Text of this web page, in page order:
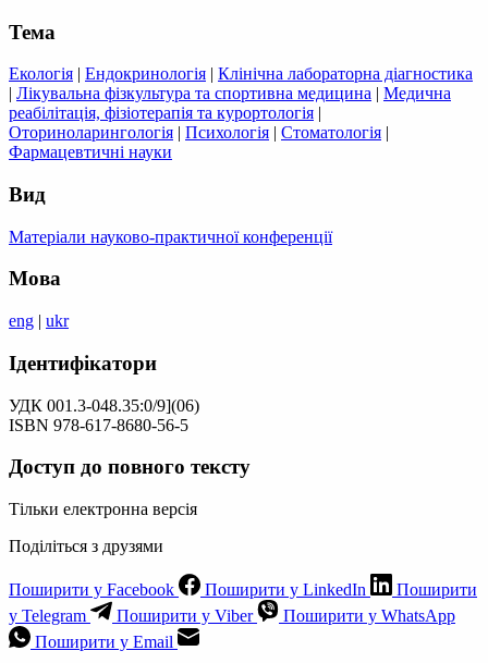
Тема
Екологія | Ендокринологія | Клінічна лабораторна діагностика
| Лікувальна фізкультура та спортивна медицина | Медична
реабілітація, фізіотерапія та курортологія |
Оториноларингологія | Психологія | Стоматологія |
Фармацевтичні науки
Вид
Матеріали науково-практичної конференції
Мова
eng | ukr
Ідентифікатори
УДК 001.3-048.35:0/9](06)
ISBN 978-617-8680-56-5
Доступ до повного тексту
Тільки електронна версія
Поділіться з друзями
Поширити у Facebook Поширити у LinkedIn
Поширити
у Telegram
Поширити у Viber
Поширити у WhatsApp
Поширити у Email